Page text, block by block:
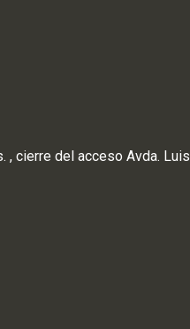
, cierre del acceso Avda. Luis